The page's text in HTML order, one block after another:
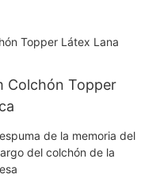
Colchón Topper